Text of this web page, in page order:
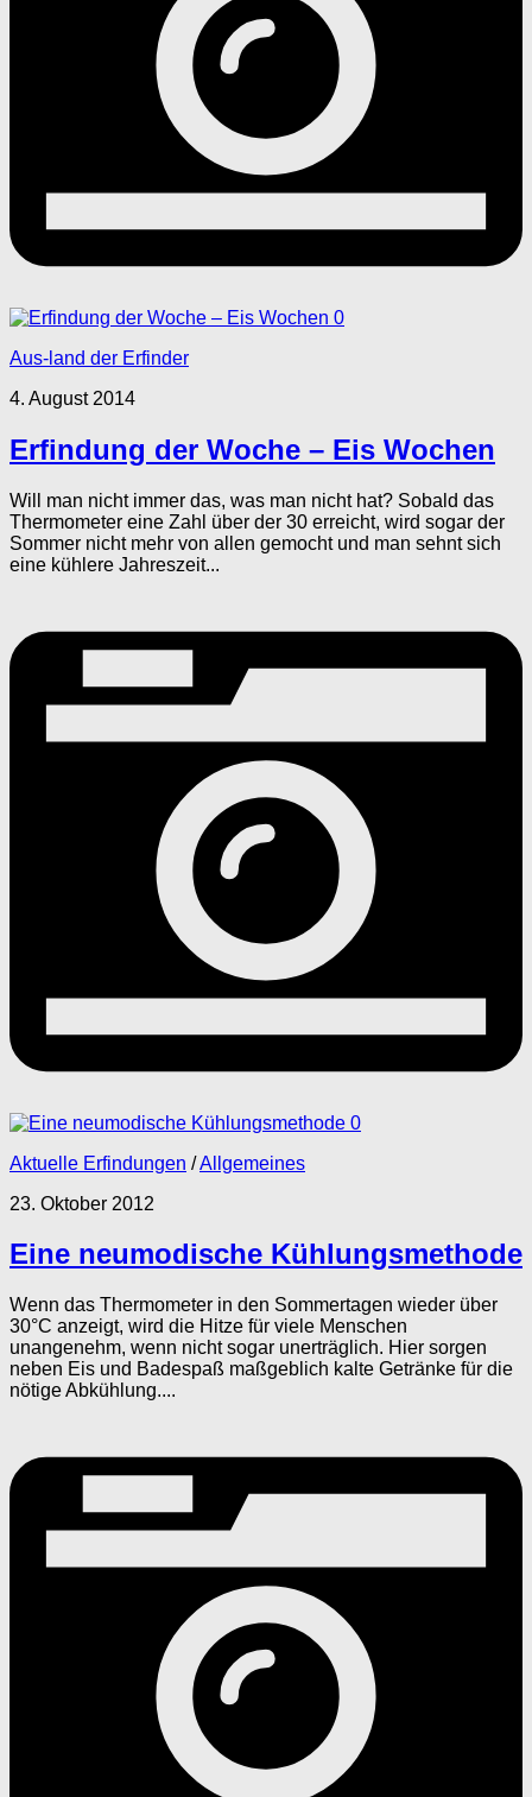
0
Aus-land der Erfinder
4. August 2014
Erfindung der Woche – Eis Wochen
Will man nicht immer das, was man nicht hat? Sobald das
Thermometer eine Zahl über der 30 erreicht, wird sogar der
Sommer nicht mehr von allen gemocht und man sehnt sich
eine kühlere Jahreszeit...
0
Aktuelle Erfindungen /Allgemeines
23. Oktober 2012
Eine neumodische Kühlungsmethode
Wenn das Thermometer in den Sommertagen wieder über
30°C anzeigt, wird die Hitze für viele Menschen
unangenehm, wenn nicht sogar unerträglich. Hier sorgen
neben Eis und Badespaß maßgeblich kalte Getränke für die
nötige Abkühlung....